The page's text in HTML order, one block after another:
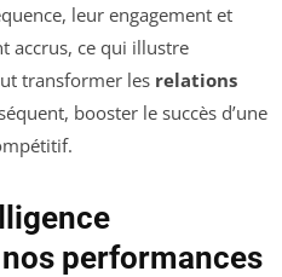
leur engagement et
accrus, ce qui illustre
transformer les relations
booster le succès d’une
performances